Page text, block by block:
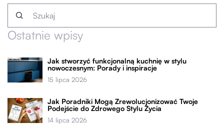
Ostatnie wpisy
Jak stworzyć funkcjonalną kuchnię w stylu
nowoczesnym: Porady i inspiracje
15 lipca 2026
Jak Poradniki Mogą Zrewolucjonizować Twoje
Podejście do Zdrowego Stylu Życia
14 lipca 2026